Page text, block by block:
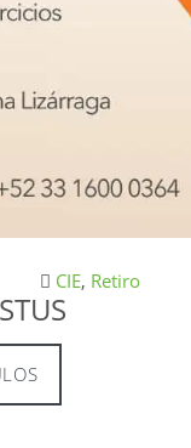
CIE, Retiro